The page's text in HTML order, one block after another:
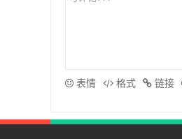
表情 格式 链接